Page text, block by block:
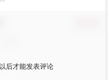
后才能发表评论